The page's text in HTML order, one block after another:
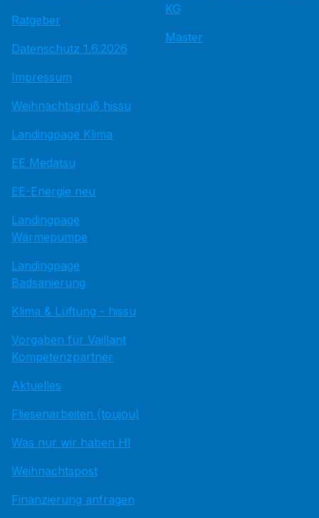
Ratgeber
Datenschutz 1.6.2026
Impressum
Weihnachtsgruß hissu
Landingpage Klima
EE Medatsu
EE-Energie neu
Landingpage
Wärmepumpe
Landingpage
Badsanierung
Klima & Lüftung - hissu
Vorgaben für Vaillant
Kompetenzpartner
Aktuelles
Fliesenarbeiten (toujou)
Was nur wir haben HI
Weihnachtspost
Finanzierung anfragen
KG
Master